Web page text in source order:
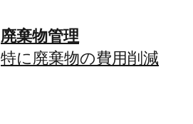
廃棄物管理
特に廃棄物の費用削減